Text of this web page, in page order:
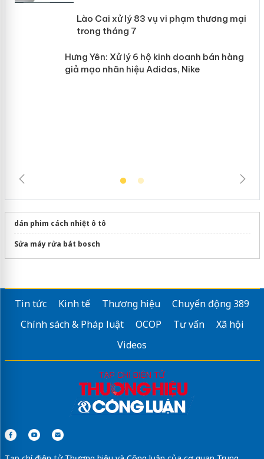
Lào Cai xử lý 83 vụ vi phạm thương
mại trong tháng 7
dán phim cách nhiệt ô tô
Sửa máy rửa bát bosch
Tin tức Kinh tế Thương hiệu
Chuyển động 389
Chính sách & Pháp luật
OCOP Tư vấn
Xã hội
Videos